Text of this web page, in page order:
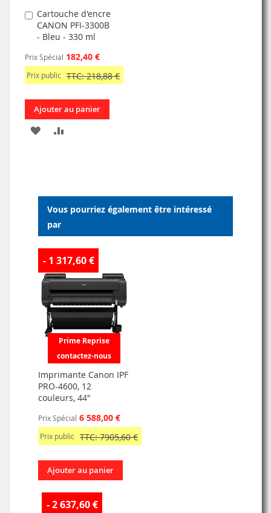
Cartouche d'encre
CANON PFI-3300B
- Bleu - 330 ml
Prix Spécial 182,40 €
Prix public TTC: 218,88 €
Ajouter
au
panier
Ajouter au panier
AJOUTER
D’ENVIE
Vous pourriez également être intéressé
par
- 1 317,60 €
Prime Reprise
contactez-nous
Imprimante Canon IPF
PRO-4600, 12
couleurs, 44"
Prix Spécial 6 588,00 €
Prix public TTC: 7905,60 €
Ajouter au panier
- 2 637,60 €